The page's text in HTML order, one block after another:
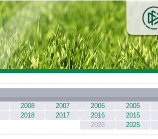
2008 2007 2006 2005
2018 2017 2016 2015
2026
2025